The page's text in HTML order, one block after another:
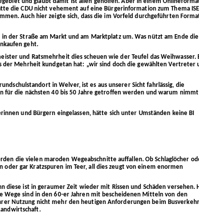
die CDU nicht vehement auf eine Bürgerinformation zum Thema
Auch hier zeigte sich, dass die im Vorfeld durchgeführten
der Straße am Markt und am Marktplatz um. Was nützt am Ende die
geht.
und Ratsmehrheit dies scheuen wie der Teufel das Weihwasser.
der Mehrheit kundgetan hat: „wir sind doch die gewählten Vertreter
in Welver, ist es aus unserer Sicht fahrlässig, die
für die nächsten 40 bis 50 Jahre getroffen werden und warum
und Bürgern eingelassen, hätte sich unter Umständen keine BI
die vielen maroden Wegeabschnitte auffallen. Ob Schlaglöcher
oder gar Kratzspuren im Teer, all dies zeugt von einem enormen
diese ist in geraumer Zeit wieder mit Rissen und Schäden versehen.
sind in den 60-er Jahren mit bescheidenen Mitteln von den
Nutzung nicht mehr den heutigen Anforderungen beim